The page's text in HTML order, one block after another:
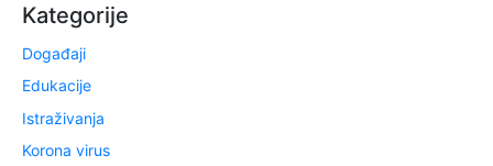
Kategorije
Događaji
Edukacije
Istraživanja
Korona virus